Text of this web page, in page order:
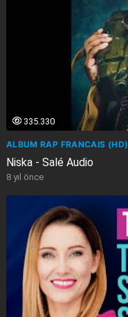
335.330
ALBUM RAP FRANCAIS (HD)
Niska - Salé Audio
8 yıl önce